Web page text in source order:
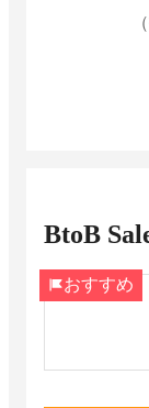
BtoB
おすすめ